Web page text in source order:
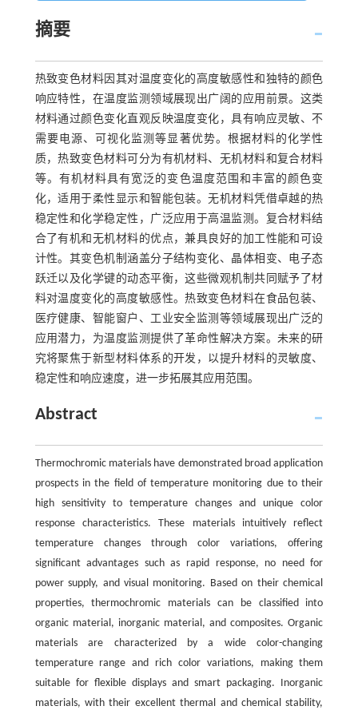
摘要
热致变色材料因其对温度变化的高度敏感性和独特的颜色
响应特性，在温度监测领域展现出广阔的应用前景。这类
材料通过颜色变化直观反映温度变化，具有响应灵敏、不
需要电源、可视化监测等显著优势。根据材料的化学性
质，热致变色材料可分为有机材料、无机材料和复合材料
等。有机材料具有宽泛的变色温度范围和丰富的颜色变
化，适用于柔性显示和智能包装。无机材料凭借卓越的热
稳定性和化学稳定性，广泛应用于高温监测。复合材料结
合了有机和无机材料的优点，兼具良好的加工性能和可设
计性。其变色机制涵盖分子结构变化、晶体相变、电子态
跃迁以及化学键的动态平衡，这些微观机制共同赋予了材
料对温度变化的高度敏感性。热致变色材料在食品包装、
医疗健康、智能窗户、工业安全监测等领域展现出广泛的
应用潜力，为温度监测提供了革命性解决方案。未来的研
究将聚焦于新型材料体系的开发，以提升材料的灵敏度、
稳定性和响应速度，进一步拓展其应用范围。
Abstract
Thermochromic materials have demonstrated broad application
prospects in the field of temperature monitoring due to their
high sensitivity to temperature changes and unique color
response characteristics. These materials intuitively reflect
temperature changes through color variations, offering
significant advantages such as rapid response, no need for
power supply, and visual monitoring. Based on their chemical
properties, thermochromic materials can be classified into
organic material, inorganic material, and composites. Organic
materials are characterized by a wide color-changing
temperature range and rich color variations, making them
suitable for flexible displays and smart packaging. Inorganic
materials, with their excellent thermal and chemical stability,